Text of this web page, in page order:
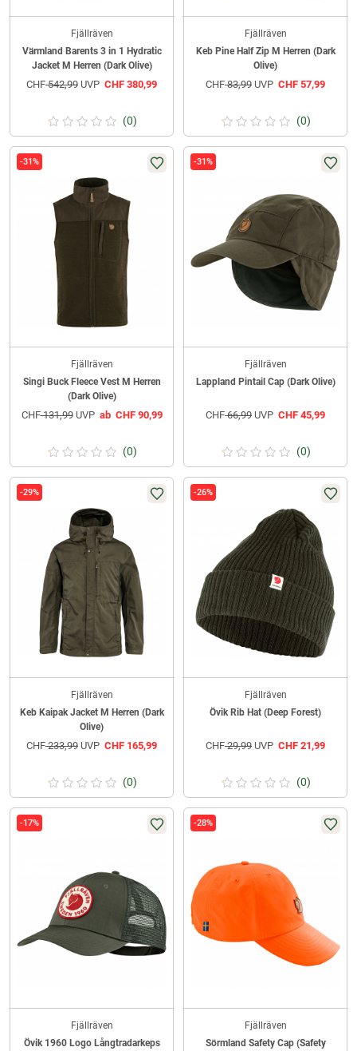
Fjällräven
Värmland Barents 3 in 1 Hydratic
Jacket M Herren (Dark Olive)
CHF542,99 UVP CHF 380,99
(0)
Fjällräven
Keb Pine Half Zip M Herren (Dark
Olive)
CHF83,99 UVP CHF 57,99
(0)
-31%
Fjällräven
Singi Buck Fleece Vest M Herren
(Dark Olive)
CHF131,99UVP ab CHF90,99
(0)
-31%
Fjällräven
Lappland Pintail Cap (Dark Olive)
CHF66,99 UVP CHF 45,99
(0)
-29%
Fjällräven
Keb Kaipak Jacket M Herren (Dark
Olive)
CHF233,99 UVP CHF 165,99
(0)
-26%
Fjällräven
Övik Rib Hat (Deep Forest)
CHF29,99 UVP CHF 21,99
(0)
-17%
Fjällräven
Övik 1960 Logo Långtradarkeps
-28%
Fjällräven
Sörmland Safety Cap (Safety